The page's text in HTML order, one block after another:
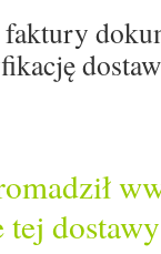
faktury